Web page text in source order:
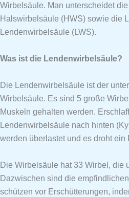
Wirbelsäule. Man unterscheidet
Halswirbelsäule (HWS) sowie die
Lendenwirbelsäule (LWS).
Was ist die Lendenwirbelsäule?
Die Lendenwirbelsäule ist der
Wirbelsäule. Es sind 5 große
Muskeln gehalten werden.
Lendenwirbelsäule nach hinten
werden überlastet und es droht ein
Die Wirbelsäule hat 33 Wirbel, die
Dazwischen sind die
schützen vor Erschütterungen,